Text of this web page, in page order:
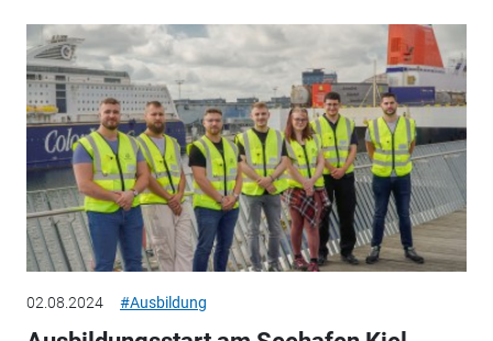
02.08.2024 #Ausbildung